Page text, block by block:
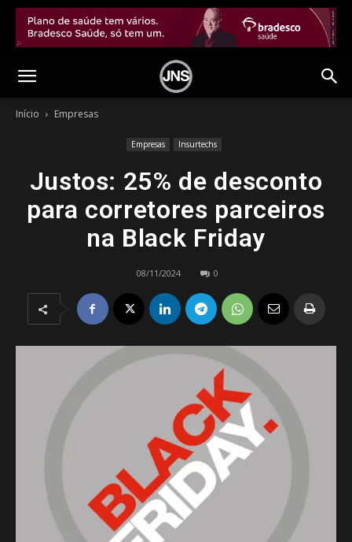
Início Empresas
Empresas Insurtechs
Justos: 25% de desconto
para corretores parceiros
na Black Friday
08/11/2024 0